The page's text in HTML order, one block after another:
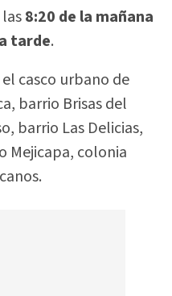
8:20 de la mañana
tarde.
casco urbano de
barrio Brisas del
barrio Las Delicias,
Mejicapa, colonia